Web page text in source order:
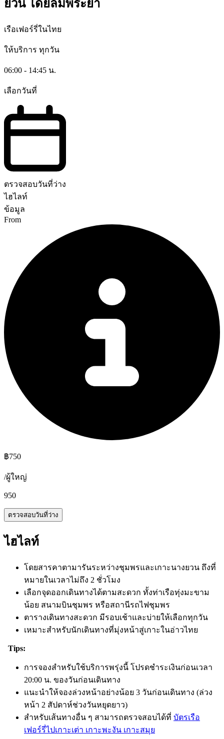
ยวน โดยลมพระยา
เรือเฟอร์รี่ในไทย
ให้บริการ ทุกวัน
06:00 - 14:45 น.
เลือกวันที่
ตรวจสอบวันที่ว่าง
ไฮไลท์
ข้อมูล
From
฿750
/ผู้ใหญ่
950
ตรวจสอบวันที่ว่าง
ไฮไลท์
โดยสารคาตามารันระหว่างชุมพรและเกาะนางยวน ถึงที่
หมายในเวลาไม่ถึง 2 ชั่วโมง
เลือกจุดออกเดินทางได้ตามสะดวก ทั้งท่าเรือทุ่งมะขาม
น้อย สนามบินชุมพร หรือสถานีรถไฟชุมพร
ตารางเดินทางสะดวก มีรอบเช้าและบ่ายให้เลือกทุกวัน
เหมาะสำหรับนักเดินทางที่มุ่งหน้าสู่เกาะในอ่าวไทย
Tips:
การจองสำหรับใช้บริการพรุ่งนี้ โปรดชำระเงินก่อนเวลา
20:00 น. ของวันก่อนเดินทาง
แนะนำให้จองล่วงหน้าอย่างน้อย 3 วันก่อนเดินทาง (ล่วง
หน้า 2 สัปดาห์ช่วงวันหยุดยาว)
สำหรับเส้นทางอื่น ๆ สามารถตรวจสอบได้ที่ บัตรเรือ
เฟอร์รี่ไปเกาะเต่า เกาะพะงัน เกาะสมุย